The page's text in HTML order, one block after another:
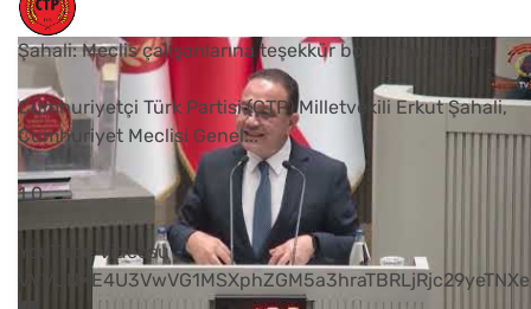
Şahali: Meclis çalışanlarına teşekkür borcumuz vardır
Cumhuriyetçi Türk Partisi (CTP) Milletvekili Erkut Şahali,
Cumhuriyet Meclisi Genel...
1 0
YouTube Videosu